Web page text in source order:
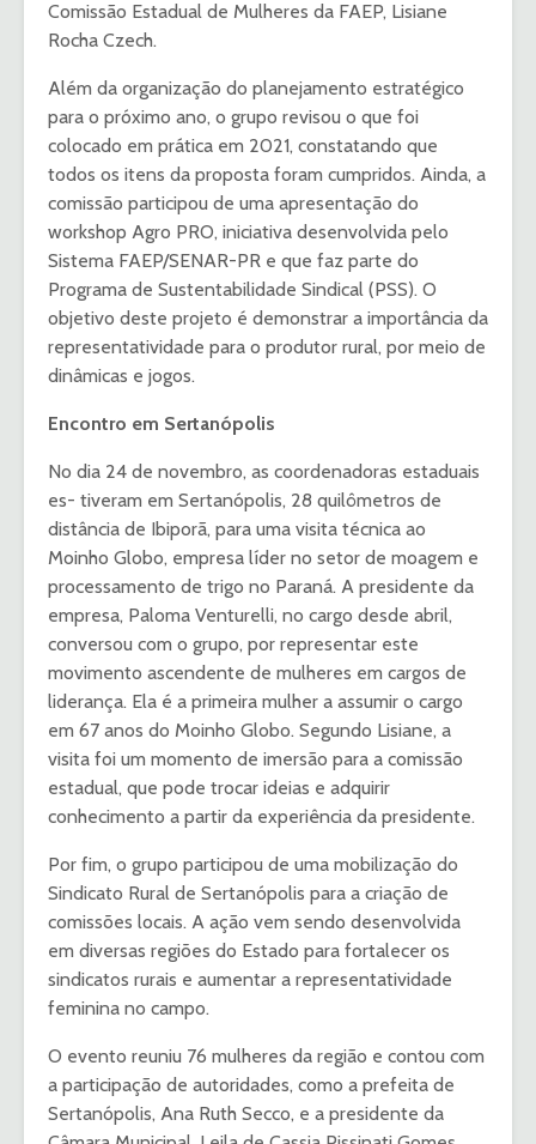
Comissão Estadual de Mulheres da FAEP, Lisiane
Rocha Czech.
Além da organização do planejamento estratégico
para o próximo ano, o grupo revisou o que foi
colocado em prática em 2021, constatando que
todos os itens da proposta foram cumpridos. Ainda, a
comissão participou de uma apresentação do
workshop Agro PRO, iniciativa desenvolvida pelo
Sistema FAEP/SENAR-PR e que faz parte do
Programa de Sustentabilidade Sindical (PSS). O
objetivo deste projeto é demonstrar a importância da
representatividade para o produtor rural, por meio de
dinâmicas e jogos.
Encontro em Sertanópolis
No dia 24 de novembro, as coordenadoras estaduais
es- tiveram em Sertanópolis, 28 quilômetros de
distância de Ibiporã, para uma visita técnica ao
Moinho Globo, empresa líder no setor de moagem e
processamento de trigo no Paraná. A presidente da
empresa, Paloma Venturelli, no cargo desde abril,
conversou com o grupo, por representar este
movimento ascendente de mulheres em cargos de
liderança. Ela é a primeira mulher a assumir o cargo
em 67 anos do Moinho Globo. Segundo Lisiane, a
visita foi um momento de imersão para a comissão
estadual, que pode trocar ideias e adquirir
conhecimento a partir da experiência da presidente.
Por fim, o grupo participou de uma mobilização do
Sindicato Rural de Sertanópolis para a criação de
comissões locais. A ação vem sendo desenvolvida
em diversas regiões do Estado para fortalecer os
sindicatos rurais e aumentar a representatividade
feminina no campo.
O evento reuniu 76 mulheres da região e contou com
a participação de autoridades, como a prefeita de
Sertanópolis, Ana Ruth Secco, e a presidente da